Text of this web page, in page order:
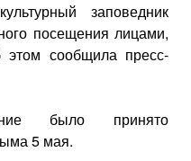
заповедник
посещения лицами,
сообщила пресс-
было принято
5 мая.